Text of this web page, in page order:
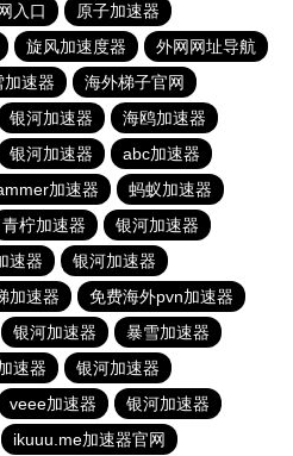
入口
原子加速器
旋风加速度器
外网网址导航
加速器
海外梯子官网
银河加速器
海鸥加速器
银河加速器
abc加速器
加速器
蚂蚁加速器
青柠加速器
银河加速器
速器
银河加速器
加速器
免费海外pvn加速器
银河加速器
暴雪加速器
速器
银河加速器
veee加速器
银河加速器
ikuuu.me加速器官网